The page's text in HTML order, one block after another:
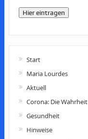
Hier eintragen
Start
Maria Lourdes
Aktuell
Corona: Die Wahrheit
Gesundheit
Hinweise